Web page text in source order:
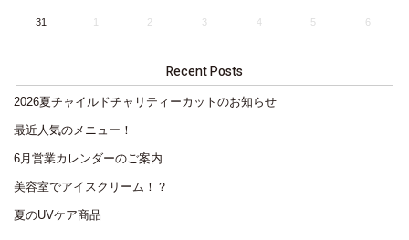
31 1 2 3 4 5 6
Recent Posts
2026夏チャイルドチャリティーカットのお知らせ
最近人気のメニュー！
6月営業カレンダーのご案内
美容室でアイスクリーム！？
夏のUVケア商品